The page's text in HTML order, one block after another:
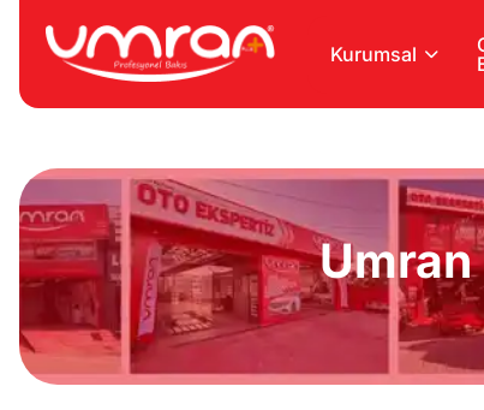
Kurumsal
Umran